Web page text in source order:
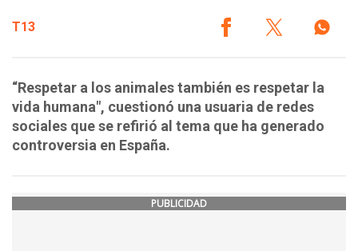
T13
“Respetar a los animales también es respetar la
vida humana", cuestionó una usuaria de redes
sociales que se refirió al tema que ha generado
controversia en España.
PUBLICIDAD